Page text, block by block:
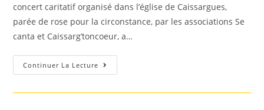
concert caritatif organisé dans l’église de Caissargues,
parée de rose pour la circonstance, par les associations Se
canta et Caissarg’toncoeur, a…
Continuer La Lecture Succès
Du
Caritatif